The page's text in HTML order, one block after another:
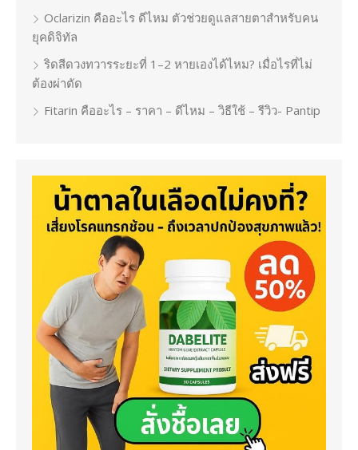
Oclarizin คืออะไร ดีไหม ตัวช่วยดูแลสายตาสำหรับคน
ยุคดิจิทัล
ริดสีดวงทวารระยะที่ 1–2 หายเองได้ไหม? เมื่อไรที่ไม่
ต้องผ่าตัด
Fitarin คืออะไร – ราคา – ดีไหม – วิธีใช้ – รีวิว- Pantip